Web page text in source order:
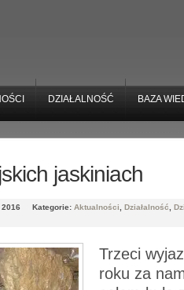
DZIAŁALNOŚĆ BAZA
jaskiniach
Kategorie: Aktualności, Działalność,
Trzeci
roku za